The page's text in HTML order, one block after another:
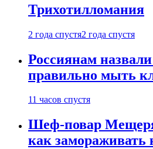
Трихотилломания
2 года спустя2 года спустя
Россиянам назвали
правильно мыть
11 часов спустя
Шеф-повар
как замораживать